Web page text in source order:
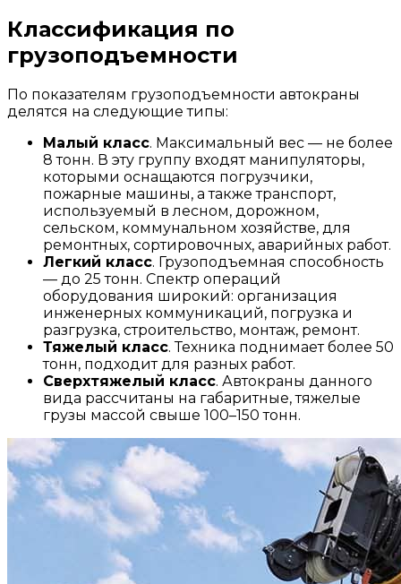
Классификация по
грузоподъемности
По показателям грузоподъемности автокраны
делятся на следующие типы:
Малый класс. Максимальный вес — не более
8 тонн. В эту группу входят манипуляторы,
которыми оснащаются погрузчики,
пожарные машины, а также транспорт,
используемый в лесном, дорожном,
сельском, коммунальном хозяйстве, для
ремонтных, сортировочных, аварийных работ.
Легкий класс. Грузоподъемная способность
— до 25 тонн. Спектр операций
оборудования широкий: организация
инженерных коммуникаций, погрузка и
разгрузка, строительство, монтаж, ремонт.
Тяжелый класс. Техника поднимает более 50
тонн, подходит для разных работ.
Сверхтяжелый класс. Автокраны данного
вида рассчитаны на габаритные, тяжелые
грузы массой свыше 100–150 тонн.